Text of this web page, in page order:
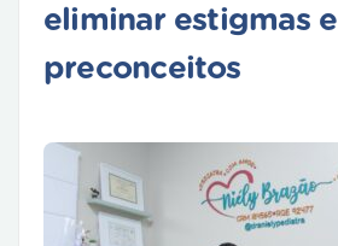
eliminar estigmas e
preconceitos